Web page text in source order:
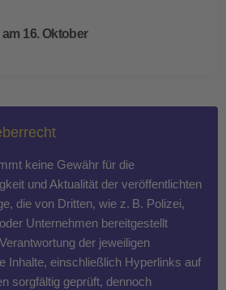
16. Oktober
keine Gewähr für die
und Aktualität der veröffentlichten
die von Dritten, wie z. B. Polizei,
Unternehmen bereitgestellt
der jeweiligen
Inhalte, einschließlich Hyperlinks auf
sorgfältig geprüft, dennoch